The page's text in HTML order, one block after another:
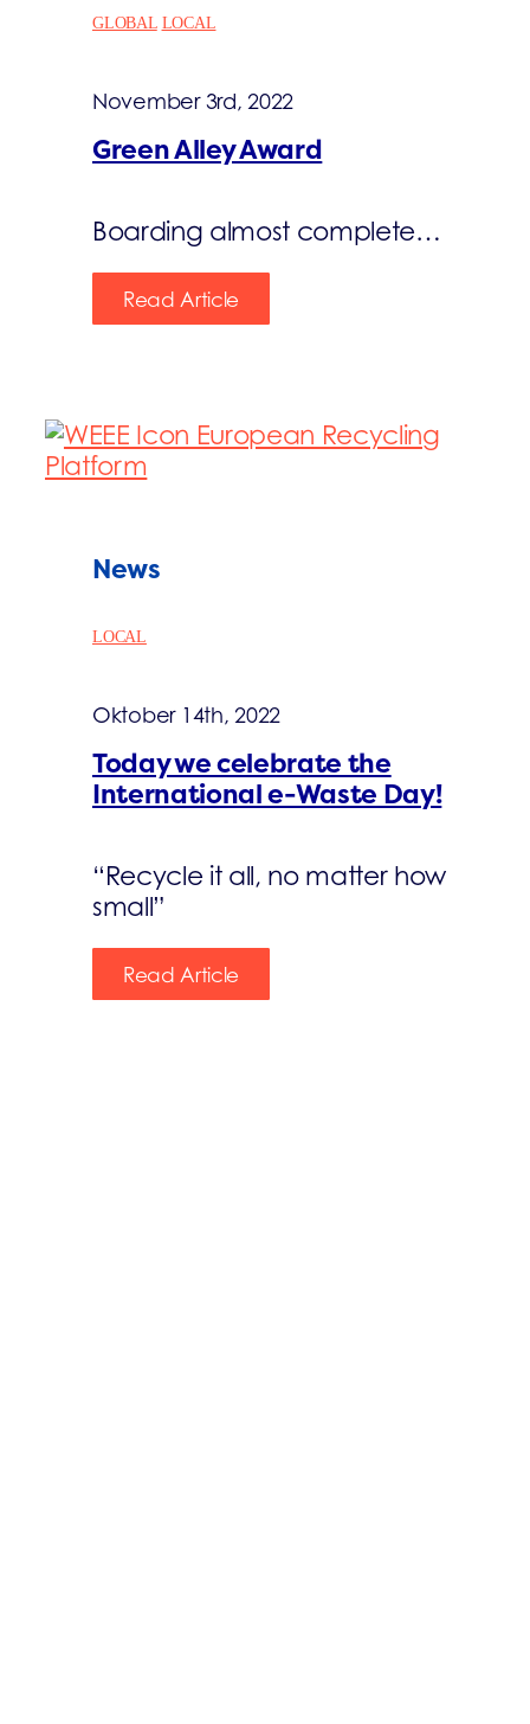
GLOBAL LOCAL
November 3rd, 2022
Green Alley Award
Boarding almost complete…
Read Article
News
LOCAL
Oktober 14th, 2022
Today we celebrate the
International e-Waste Day!
“Recycle it all, no matter how
small”
Read Article